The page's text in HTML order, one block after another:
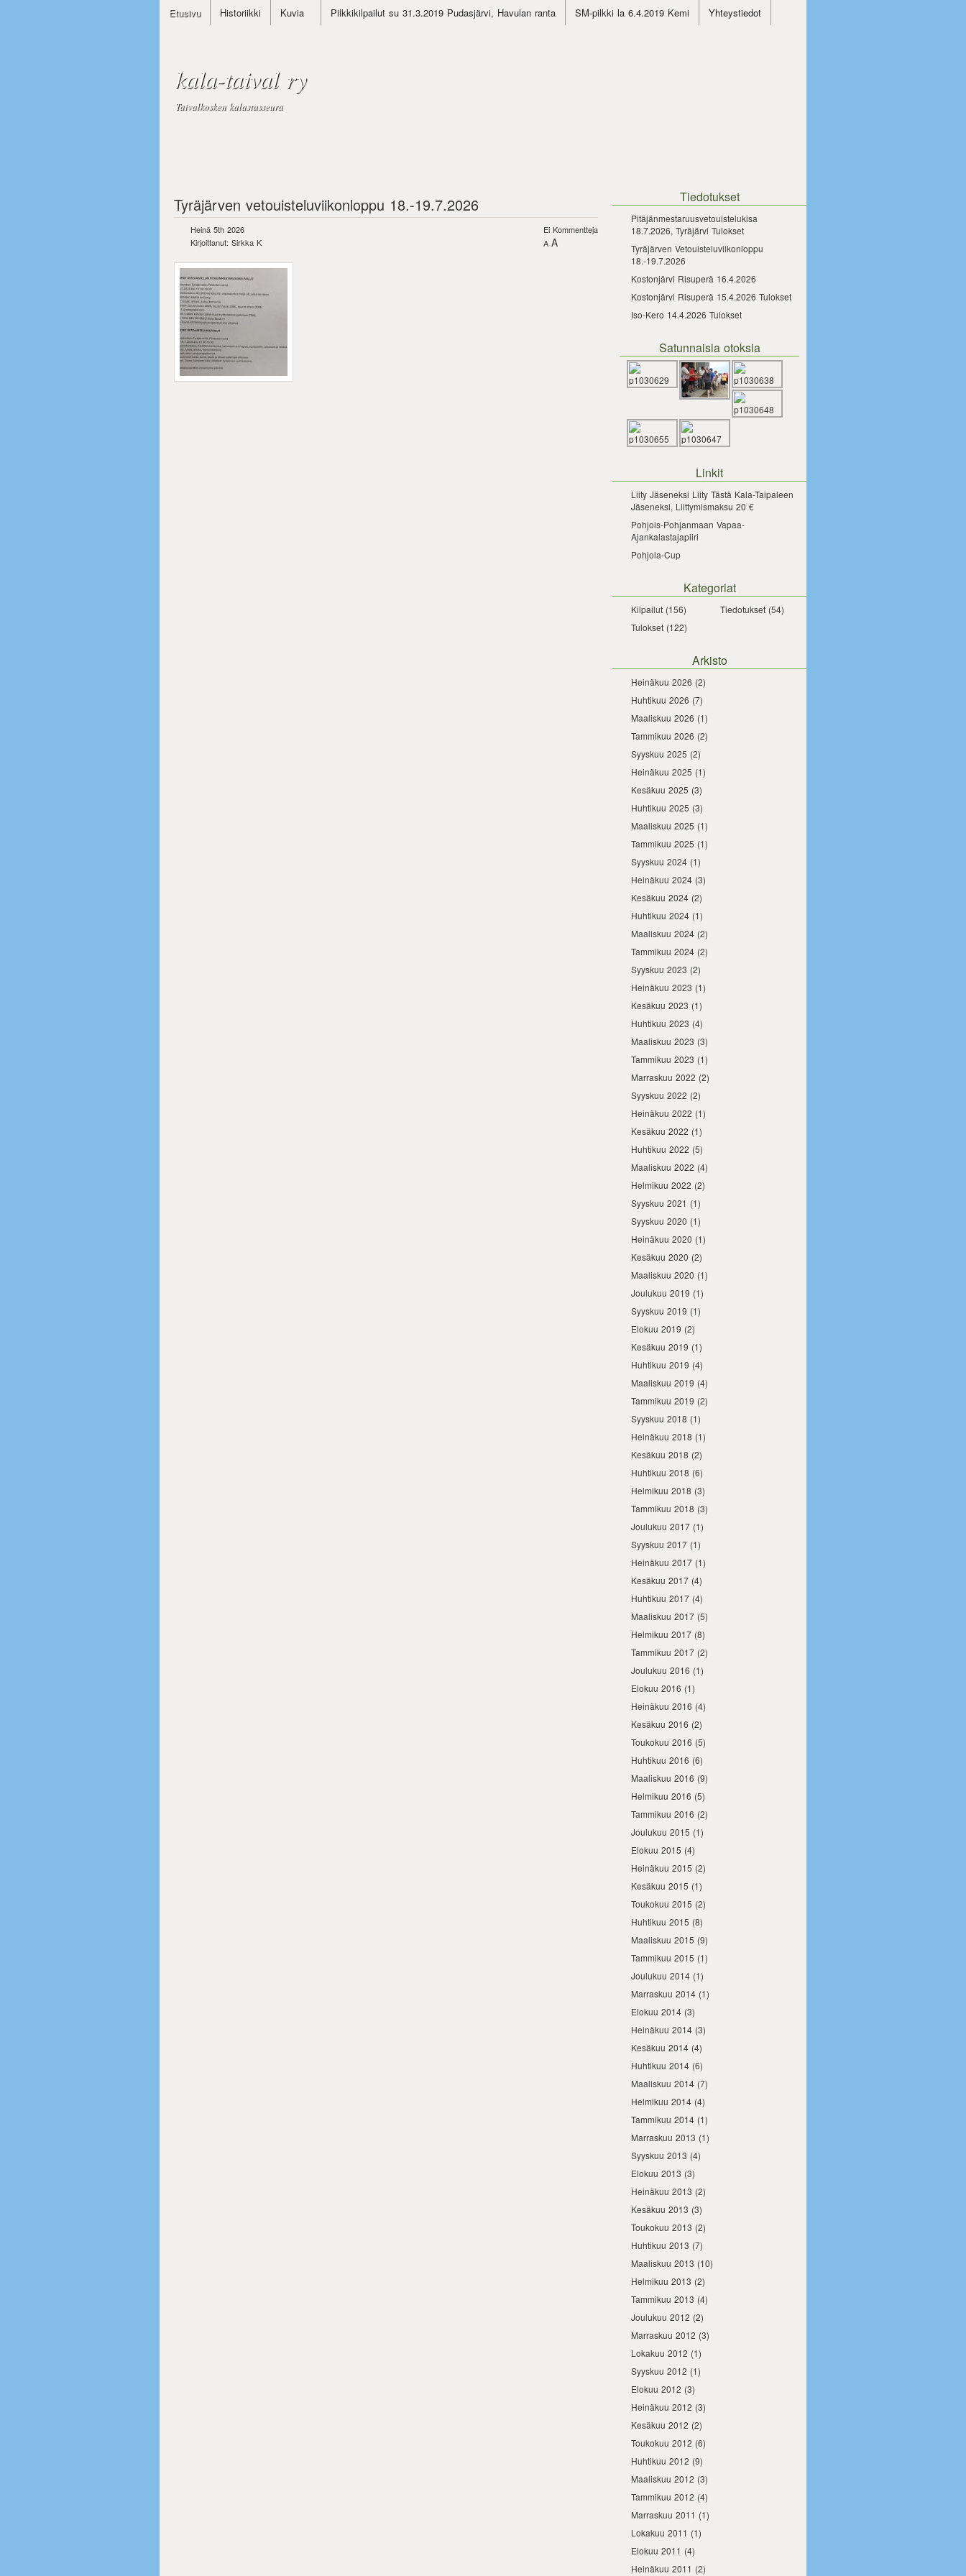
Etusivu Historiikki Kuvia Pilkkikilpailut su 31.3.2019 Pudasjärvi, Havulan ranta SM-pilkki la 6.4.2019 Kemi Yhteystiedot
kala-taival ry
Taivalkosken kalastusseura
Tyräjärven vetouisteluviikonloppu 18.-19.7.2026
Heinä 5th 2026
Kirjoittanut: Sirkka K
Ei Kommentteja
A A
Tiedotukset
Pitäjänmestaruusvetouistelukisa
18.7.2026, Tyräjärvi Tulokset
Tyräjärven Vetouisteluviikonloppu
18.-19.7.2026
Kostonjärvi Risuperä 16.4.2026
Kostonjärvi Risuperä 15.4.2026 Tulokset
Iso-Kero 14.4.2026 Tulokset
Satunnaisia otoksia
Linkit
Liity Jäseneksi Liity Tästä Kala-Taipaleen
Jäseneksi, Liittymismaksu 20 €
Pohjois-Pohjanmaan Vapaa-
Ajankalastajapiiri
Pohjola-Cup
Kategoriat
Kilpailut (156) Tiedotukset(54)
Tulokset (122)
Arkisto
Heinäkuu 2026 (2)
Huhtikuu 2026 (7)
Maaliskuu 2026 (1)
Tammikuu 2026 (2)
Syyskuu 2025 (2)
Heinäkuu 2025 (1)
Kesäkuu 2025 (3)
Huhtikuu 2025 (3)
Maaliskuu 2025 (1)
Tammikuu 2025 (1)
Syyskuu 2024 (1)
Heinäkuu 2024 (3)
Kesäkuu 2024 (2)
Huhtikuu 2024 (1)
Maaliskuu 2024 (2)
Tammikuu 2024 (2)
Syyskuu 2023 (2)
Heinäkuu 2023 (1)
Kesäkuu 2023 (1)
Huhtikuu 2023 (4)
Maaliskuu 2023 (3)
Tammikuu 2023 (1)
Marraskuu 2022 (2)
Syyskuu 2022 (2)
Heinäkuu 2022 (1)
Kesäkuu 2022 (1)
Huhtikuu 2022 (5)
Maaliskuu 2022 (4)
Helmikuu 2022 (2)
Syyskuu 2021 (1)
Syyskuu 2020 (1)
Heinäkuu 2020 (1)
Kesäkuu 2020 (2)
Maaliskuu 2020 (1)
Joulukuu 2019 (1)
Syyskuu 2019 (1)
Elokuu 2019 (2)
Kesäkuu 2019 (1)
Huhtikuu 2019 (4)
Maaliskuu 2019 (4)
Tammikuu 2019 (2)
Syyskuu 2018 (1)
Heinäkuu 2018 (1)
Kesäkuu 2018 (2)
Huhtikuu 2018 (6)
Helmikuu 2018 (3)
Tammikuu 2018 (3)
Joulukuu 2017 (1)
Syyskuu 2017 (1)
Heinäkuu 2017 (1)
Kesäkuu 2017 (4)
Huhtikuu 2017 (4)
Maaliskuu 2017 (5)
Helmikuu 2017 (8)
Tammikuu 2017 (2)
Joulukuu 2016 (1)
Elokuu 2016 (1)
Heinäkuu 2016 (4)
Kesäkuu 2016 (2)
Toukokuu 2016 (5)
Huhtikuu 2016 (6)
Maaliskuu 2016 (9)
Helmikuu 2016 (5)
Tammikuu 2016 (2)
Joulukuu 2015 (1)
Elokuu 2015 (4)
Heinäkuu 2015 (2)
Kesäkuu 2015 (1)
Toukokuu 2015 (2)
Huhtikuu 2015 (8)
Maaliskuu 2015 (9)
Tammikuu 2015 (1)
Joulukuu 2014 (1)
Marraskuu 2014 (1)
Elokuu 2014 (3)
Heinäkuu 2014 (3)
Kesäkuu 2014 (4)
Huhtikuu 2014 (6)
Maaliskuu 2014 (7)
Helmikuu 2014 (4)
Tammikuu 2014 (1)
Marraskuu 2013 (1)
Syyskuu 2013 (4)
Elokuu 2013 (3)
Heinäkuu 2013 (2)
Kesäkuu 2013 (3)
Toukokuu 2013 (2)
Huhtikuu 2013 (7)
Maaliskuu 2013 (10)
Helmikuu 2013 (2)
Tammikuu 2013 (4)
Joulukuu 2012 (2)
Marraskuu 2012 (3)
Lokakuu 2012 (1)
Syyskuu 2012 (1)
Elokuu 2012 (3)
Heinäkuu 2012 (3)
Kesäkuu 2012 (2)
Toukokuu 2012 (6)
Huhtikuu 2012 (9)
Maaliskuu 2012 (3)
Tammikuu 2012 (4)
Marraskuu 2011 (1)
Lokakuu 2011 (1)
Elokuu 2011 (4)
Heinäkuu 2011 (2)